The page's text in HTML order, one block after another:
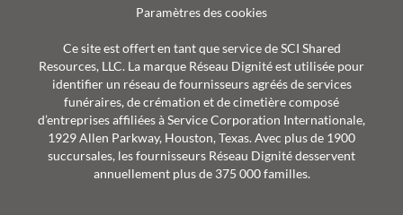
Paramètres des cookies
Ce site est offert en tant que service de SCI Shared
Resources, LLC. La marque Réseau Dignité est utilisée pour
identifier un réseau de fournisseurs agréés de services
funéraires, de crémation et de cimetière composé
d’entreprises affiliées à Service Corporation Internationale,
1929 Allen Parkway, Houston, Texas. Avec plus de 1900
succursales, les fournisseurs Réseau Dignité desservent
annuellement plus de 375 000 familles.